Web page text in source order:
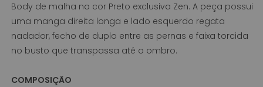
Body de malha na cor Preto exclusiva Zen. A peça possui
uma manga direita longa e lado esquerdo regata
nadador, fecho de duplo entre as pernas e faixa torcida
no busto que transpassa até o ombro.
COMPOSIÇÃO